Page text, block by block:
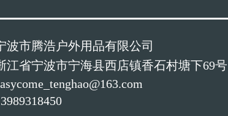
波市腾浩户外用品有限公司
江省宁波市宁海县西店镇香石村塘下69号